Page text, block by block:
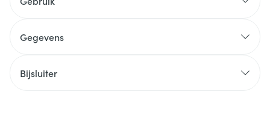
Gegevens
Bijsluiter